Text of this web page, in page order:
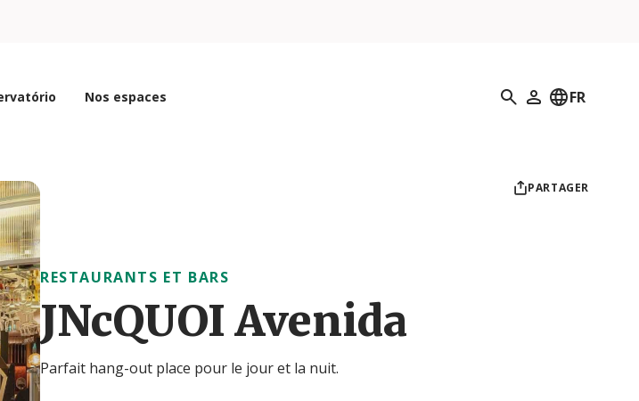
Nos espaces Recherche
Mon profil
FR
PARTAGER
RESTAURANTS ET BARS
JNcQUOI Avenida
Parfait hang-out place pour le jour et la nuit.